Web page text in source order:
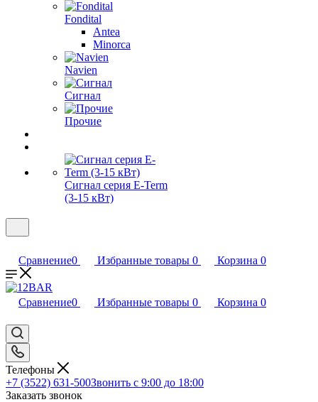
Fondital
Antea
Minorca
Navien
Сигнал
Прочие
Сигнал серия E-Term
(3-15 кВт)
Сравнение0 Избранные товары 0 Корзина 0
Сравнение0 Избранные товары 0 Корзина 0
Телефоны
+7 (3522) 631-500Звонить с 9:00 до 18:00
Заказать звонок